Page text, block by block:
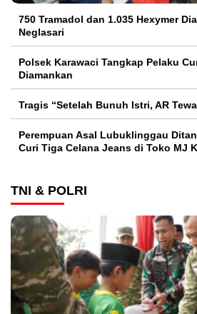
750 Tramadol dan 1.035 Hexymer
Neglasari
Polsek Karawaci Tangkap Pelaku
Diamankan
Tragis “Setelah Bunuh Istri, AR
Perempuan Asal Lubuklinggau
Curi Tiga Celana Jeans di Toko MJ
TNI & POLRI